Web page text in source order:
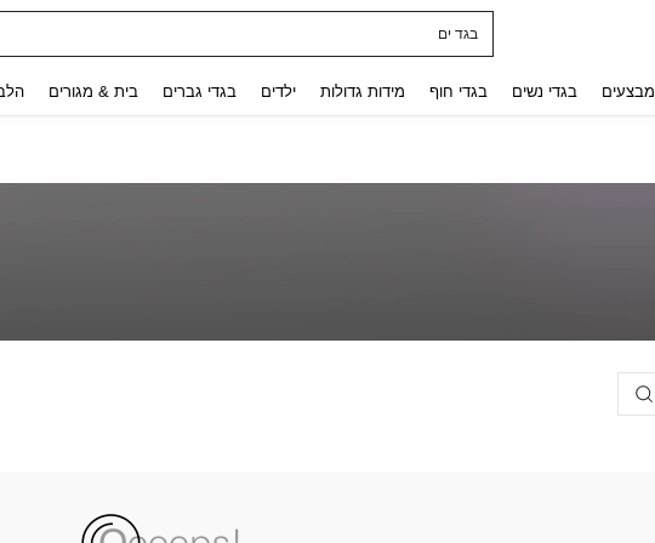
בגד ים
מבצעים בגדי נשים בגדי חוף מידות גדולות ילדים בגדי גברים בית & מגורים